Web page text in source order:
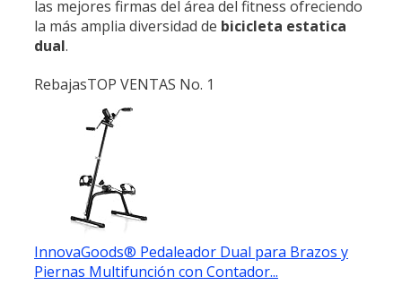
las mejores firmas del área del fitness ofreciendo
la más amplia diversidad de bicicleta estatica
dual.
RebajasTOP VENTAS No. 1
InnovaGoods® Pedaleador Dual para Brazos y
Piernas Multifunción con Contador...